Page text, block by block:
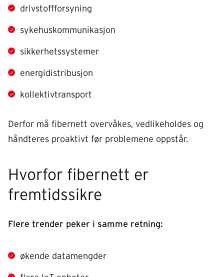
drivstoffforsyning
sykehuskommunikasjon
sikkerhetssystemer
energidistribusjon
kollektivtransport
Derfor må fibernett overvåkes, vedlikeholdes og
håndteres proaktivt før problemene oppstår.
Hvorfor fibernett er
fremtidssikre
Flere trender peker i samme retning:
økende datamengder